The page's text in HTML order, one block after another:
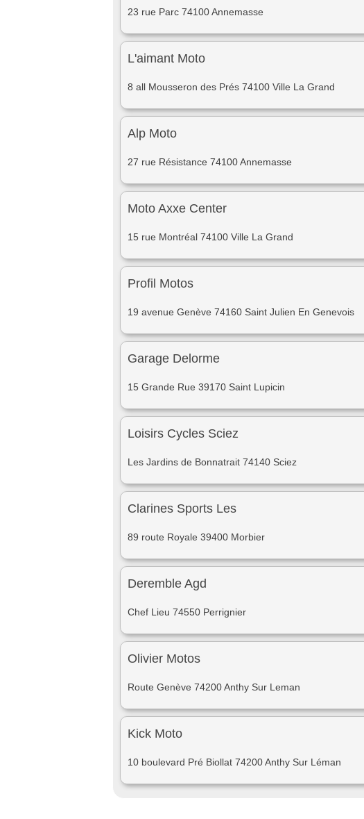
23 rue Parc 74100 Annemasse
L'aimant Moto
8 all Mousseron des Prés 74100 Ville La Grand
Alp Moto
27 rue Résistance 74100 Annemasse
Moto Axxe Center
15 rue Montréal 74100 Ville La Grand
Profil Motos
19 avenue Genève 74160 Saint Julien En Genevois
Garage Delorme
15 Grande Rue 39170 Saint Lupicin
Loisirs Cycles Sciez
Les Jardins de Bonnatrait 74140 Sciez
Clarines Sports Les
89 route Royale 39400 Morbier
Deremble Agd
Chef Lieu 74550 Perrignier
Olivier Motos
Route Genève 74200 Anthy Sur Leman
Kick Moto
10 boulevard Pré Biollat 74200 Anthy Sur Léman